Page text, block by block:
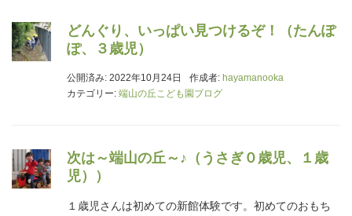
どんぐり、いっぱい見つけるぞ！（たんぽ
ぽ、３歳児）
公開済み: 2022年10月24日 作成者: hayamanooka
カテゴリー: 端山の丘こども園ブログ
次は～端山の丘～♪（うさぎ０歳児、１歳
児））
１歳児さんは初めての新館体験です。初めてのおもち